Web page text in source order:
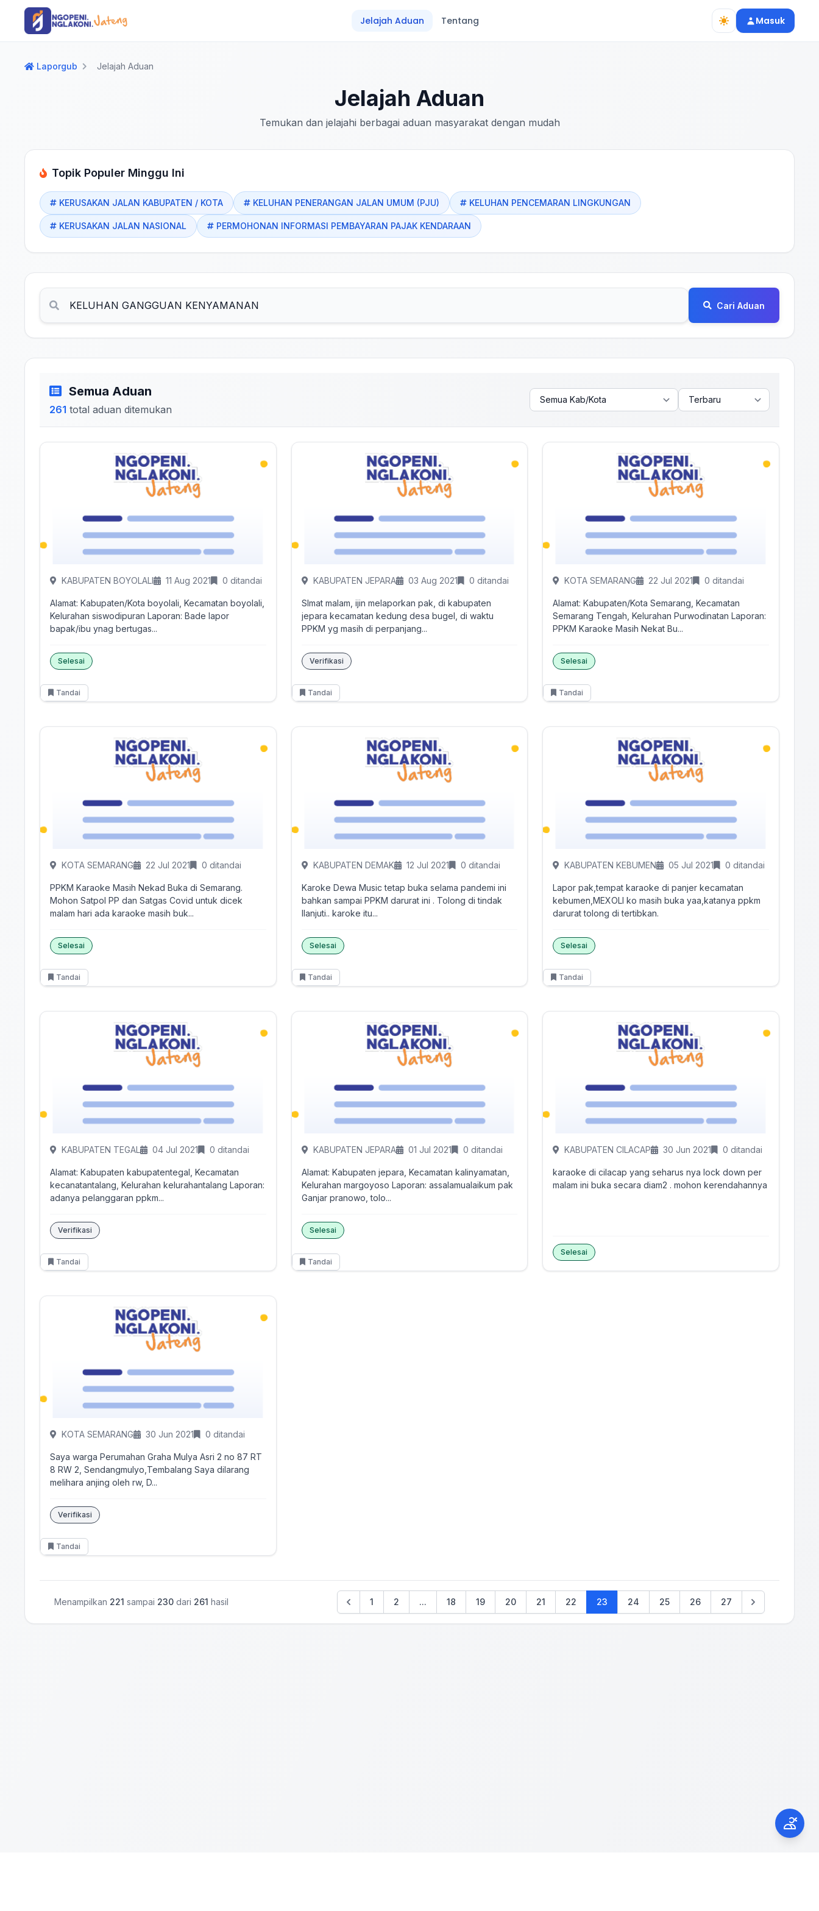
Langsung ke konten utama
Langsung ke navigasi
Jelajah Aduan
Tentang Masuk
Laporgub Jelajah Aduan
Jelajah Aduan
Temukan dan jelajahi berbagai aduan masyarakat dengan mudah
Topik Populer Minggu Ini
KERUSAKAN JALAN KABUPATEN / KOTA KELUHAN PENERANGAN JALAN UMUM (PJU) KELUHAN PENCEMARAN LINGKUNGAN
KERUSAKAN JALAN NASIONAL PERMOHONAN INFORMASI PEMBAYARAN PAJAK KENDARAAN
Cari Aduan
Semua Aduan
261 total aduan ditemukan
KABUPATEN BOYOLALI 11 Aug 2021 0 ditandai
Alamat: Kabupaten/Kota boyolali, Kecamatan boyolali,
Kelurahan siswodipuran Laporan: Bade lapor
bapak/ibu ynag bertugas...
Selesai
Tandai
KABUPATEN JEPARA 03 Aug 2021 0 ditandai
Slmat malam, ijin melaporkan pak, di kabupaten
jepara kecamatan kedung desa bugel, di waktu
PPKM yg masih di perpanjang...
Verifikasi
Tandai
KOTA SEMARANG 22 Jul 2021 0 ditandai
Alamat: Kabupaten/Kota Semarang, Kecamatan
Semarang Tengah, Kelurahan Purwodinatan Laporan:
PPKM Karaoke Masih Nekat Bu...
Selesai
Tandai
KOTA SEMARANG 22 Jul 2021 0 ditandai
PPKM Karaoke Masih Nekad Buka di Semarang.
Mohon Satpol PP dan Satgas Covid untuk dicek
malam hari ada karaoke masih buk...
Selesai
Tandai
KABUPATEN DEMAK 12 Jul 2021 0 ditandai
Karoke Dewa Music tetap buka selama pandemi ini
bahkan sampai PPKM darurat ini . Tolong di tindak
llanjuti.. karoke itu...
Selesai
Tandai
KABUPATEN KEBUMEN 05 Jul 2021 0 ditandai
Lapor pak,tempat karaoke di panjer kecamatan
kebumen,MEXOLI ko masih buka yaa,katanya ppkm
darurat tolong di tertibkan.
Selesai
Tandai
KABUPATEN TEGAL 04 Jul 2021 0 ditandai
Alamat: Kabupaten kabupatentegal, Kecamatan
kecanatantalang, Kelurahan kelurahantalang Laporan:
adanya pelanggaran ppkm...
Verifikasi
Tandai
KABUPATEN JEPARA 01 Jul 2021 0 ditandai
Alamat: Kabupaten jepara, Kecamatan kalinyamatan,
Kelurahan margoyoso Laporan: assalamualaikum pak
Ganjar pranowo, tolo...
Selesai
Tandai
KABUPATEN CILACAP 30 Jun 2021 0 ditandai
karaoke di cilacap yang seharus nya lock down per
malam ini buka secara diam2 . mohon kerendahannya
Selesai
KOTA SEMARANG 30 Jun 2021 0 ditandai
Saya warga Perumahan Graha Mulya Asri 2 no 87 RT
8 RW 2, Sendangmulyo,Tembalang Saya dilarang
melihara anjing oleh rw, D...
Verifikasi
Tandai
Menampilkan 221 sampai 230 dari 261 hasil 1 2 ... 18 19 20 21 22 23 24 25 26 27